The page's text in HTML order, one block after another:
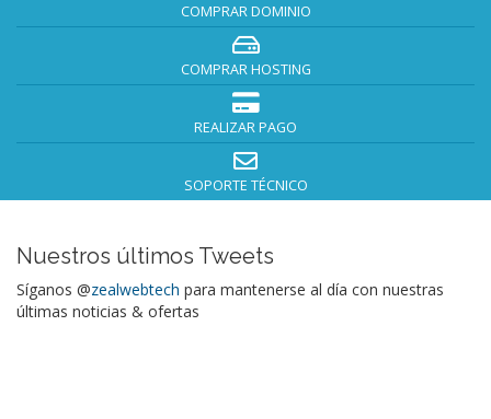
COMPRAR DOMINIO
COMPRAR HOSTING
REALIZAR PAGO
SOPORTE TÉCNICO
Nuestros últimos Tweets
Síganos @zealwebtech para mantenerse al día con nuestras
últimas noticias & ofertas